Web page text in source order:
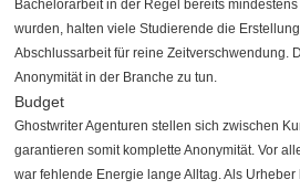
Bachelorarbeit in der Regel bereits
wurden, halten viele Studierende die
Abschlussarbeit für reine Zeitverschwendung.
Anonymität in der Branche zu tun.
Budget
Ghostwriter Agenturen stellen sich zwischen
garantieren somit komplette Anonymität. Vor
war fehlende Energie lange Alltag. Als